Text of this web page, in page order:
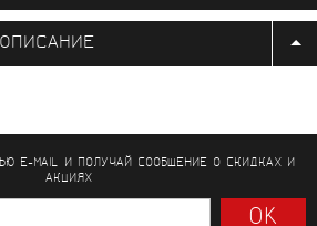
ОПИСАНИЕ
E-MAIL И ПОЛУЧАЙ СООБЩЕНИЕО СКИДКАХ И
АКЦИЯХ